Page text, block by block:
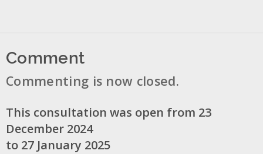
Comment
Commenting is now closed.
This consultation was open from 23
December 2024
to 27 January 2025